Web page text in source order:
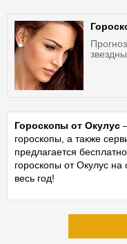
Гороскопы от Окулус
гороскопы, а также
предлагается
гороскопы от Окулус
весь год!